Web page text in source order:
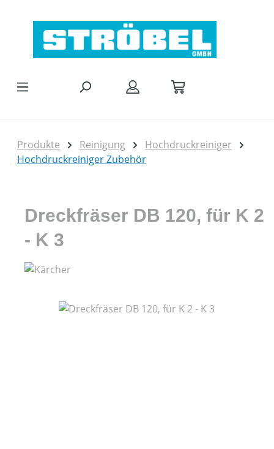
Produkte Reinigung
Hochdruckreiniger
Hochdruckreiniger Zubehör
Dreckfräser DB 120, für K 2
- K 3
Bildergalerie überspringen